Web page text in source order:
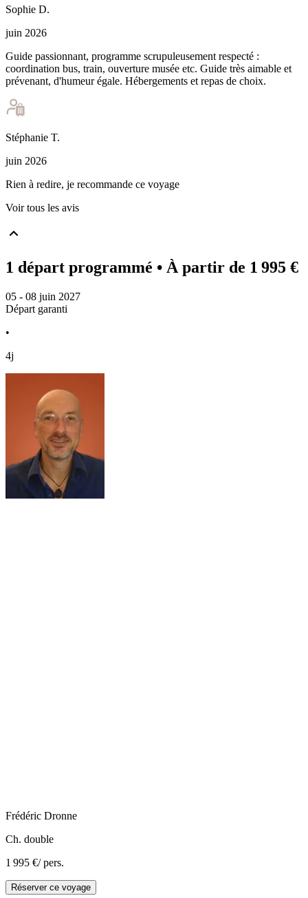
Sophie D.
juin 2026
Guide passionnant, programme scrupuleusement respecté :
coordination bus, train, ouverture musée etc. Guide très aimable et
prévenant, d'humeur égale. Hébergements et repas de choix.
Stéphanie T.
juin 2026
Rien à redire, je recommande ce voyage
Voir tous les avis
1 départ programmé • À partir de 1 995 €
05 - 08 juin 2027
Départ garanti
•
4j
Frédéric Dronne
Ch. double
1 995 €/ pers.
Réserver ce voyage